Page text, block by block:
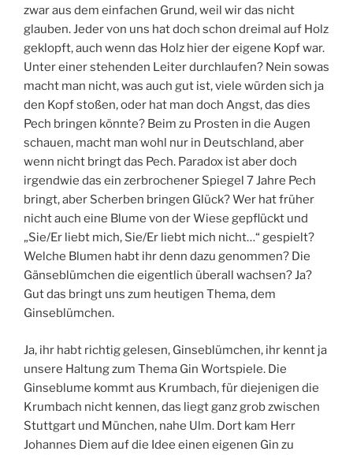
zwar aus dem einfachen Grund, weil wir das nicht
glauben. Jeder von uns hat doch schon dreimal auf Holz
geklopft, auch wenn das Holz hier der eigene Kopf war.
Unter einer stehenden Leiter durchlaufen? Nein sowas
macht man nicht, was auch gut ist, viele würden sich ja
den Kopf stoßen, oder hat man doch Angst, das dies
Pech bringen könnte? Beim zu Prosten in die Augen
schauen, macht man wohl nur in Deutschland, aber
wenn nicht bringt das Pech. Paradox ist aber doch
irgendwie das ein zerbrochener Spiegel 7 Jahre Pech
bringt, aber Scherben bringen Glück? Wer hat früher
nicht auch eine Blume von der Wiese gepflückt und
„Sie/Er liebt mich, Sie/Er liebt mich nicht…“ gespielt?
Welche Blumen habt ihr denn dazu genommen? Die
Gänseblümchen die eigentlich überall wachsen? Ja?
Gut das bringt uns zum heutigen Thema, dem
Ginseblümchen.
Ja, ihr habt richtig gelesen, Ginseblümchen, ihr kennt ja
unsere Haltung zum Thema Gin Wortspiele. Die
Ginseblume kommt aus Krumbach, für diejenigen die
Krumbach nicht kennen, das liegt ganz grob zwischen
Stuttgart und München, nahe Ulm. Dort kam Herr
Johannes Diem auf die Idee einen eigenen Gin zu